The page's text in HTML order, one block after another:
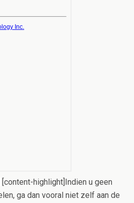
highlight]Indien u geen
ga dan vooral niet zelf aan de